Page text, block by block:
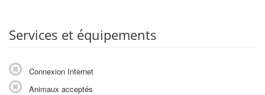
Services et équipements
Connexion Internet
Animaux acceptés